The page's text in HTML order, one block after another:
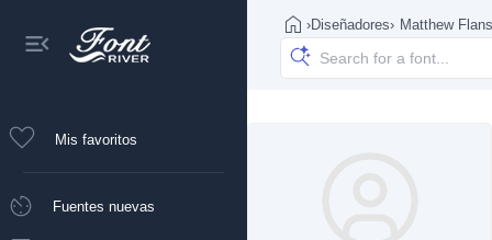
Mis favoritos
Fuentes nuevas
›Diseñadores› Matthew